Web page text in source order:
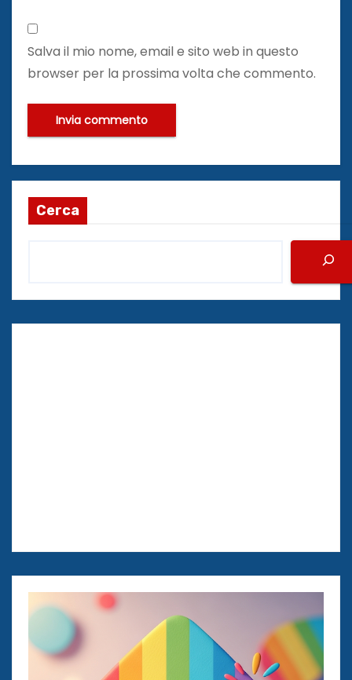
Salva il mio nome, email e sito web in questo
browser per la prossima volta che commento.
Cerca